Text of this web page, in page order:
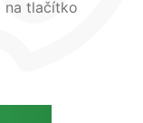
u Brna, 664
na tlačítko